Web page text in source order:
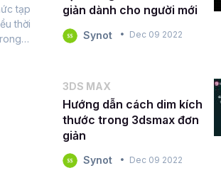
tạp
thời
giản dành cho người mới
Synot Dec 09 2022
3DS MAX
Hướng dẫn cách dim kích
thước trong 3dsmax đơn
giản
Synot Dec 09 2022